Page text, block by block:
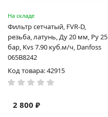
На складе
Фильтр сетчатый, FVR-D,
резьба, латунь, Ду 20 мм, Ру 25
бар, Kvs 7.90 куб.м/ч, Danfoss
065B8242
Код товара: 42915
2 800 ₽